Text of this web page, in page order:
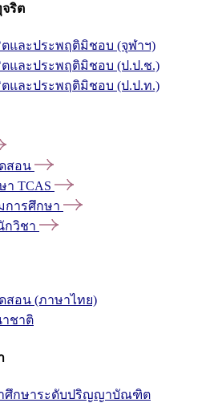
จริต
ตและประพฤติมิชอบ (จุฬาฯ)
ตและประพฤติมิชอบ (ป.ป.ช.)
ตและประพฤติมิชอบ (ป.ป.ท.)
สอน
า TCAS
การศึกษา
กวิชา
สอน (ภาษาไทย)
ชาติ
ศึกษาระดับปริญญาบัณฑิต